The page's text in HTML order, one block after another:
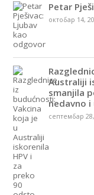
Petar
октобар 14,
Australiji
smanjila
nedavno i
септембар